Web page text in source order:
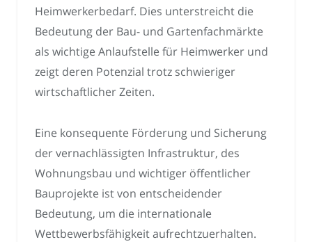
Heimwerkerbedarf. Dies unterstreicht die
Bedeutung der Bau- und Gartenfachmärkte
als wichtige Anlaufstelle für Heimwerker und
zeigt deren Potenzial trotz schwieriger
wirtschaftlicher Zeiten.
Eine konsequente Förderung und Sicherung
der vernachlässigten Infrastruktur, des
Wohnungsbau und wichtiger öffentlicher
Bauprojekte ist von entscheidender
Bedeutung, um die internationale
Wettbewerbsfähigkeit aufrechtzuerhalten.